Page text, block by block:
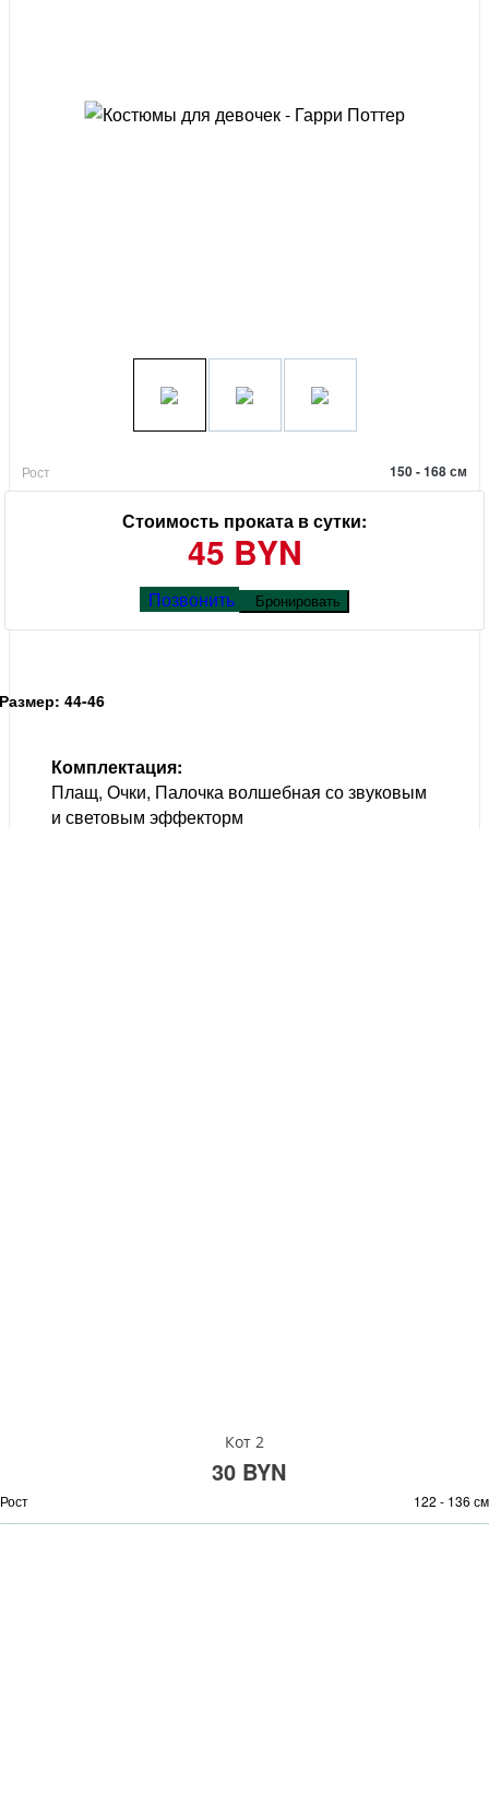
Рост 150 - 168 см
Стоимость проката в сутки:
45 BYN
Позвонить Бронировать
Размер: 44-46
Комплектация:
Плащ, Очки, Палочка волшебная со звуковым
и световым эффекторм
Кот 2
30 BYN
Рост 122 - 136 см